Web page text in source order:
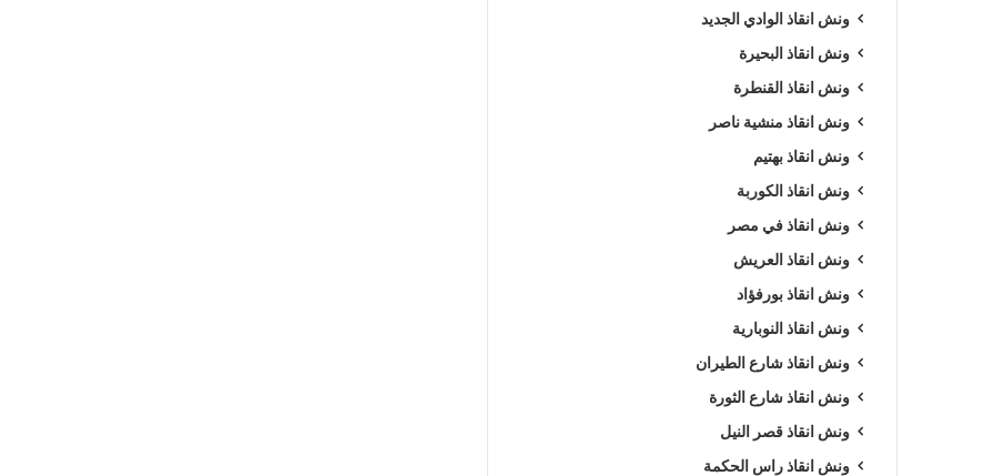
ونش انقاذ الوادي الجديد
ونش انقاذ البحيرة
ونش انقاذ القنطرة
ونش انقاذ منشية ناصر
ونش انقاذ بهتيم
ونش انقاذ الكوربة
ونش انقاذ في مصر
ونش انقاذ العريش
ونش انقاذ بورفؤاد
ونش انقاذ النوبارية
ونش انقاذ شارع الطيران
ونش انقاذ شارع الثورة
ونش انقاذ قصر النيل
ونش انقاذ راس الحكمة